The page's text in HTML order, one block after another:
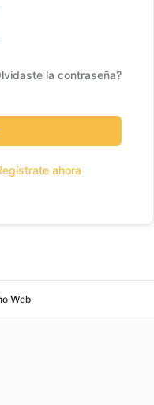
la contraseña?
ahora
Web